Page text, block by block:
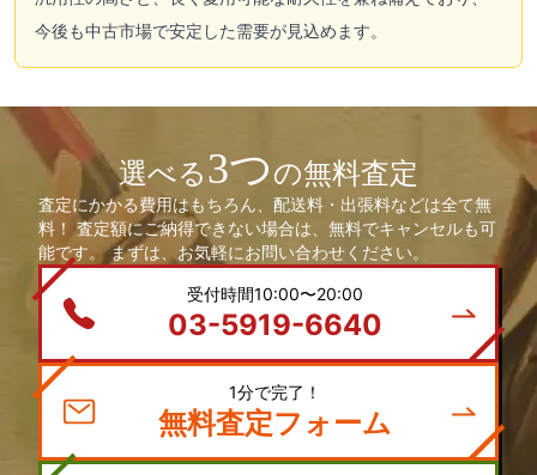
今後も中古市場で安定した需要が見込めます。
選べる3つの無料査定
査定にかかる費用はもちろん、配送料・出張料などは全て無
料！ 査定額にご納得できない場合は、無料でキャンセルも可
能です。 まずは、お気軽にお問い合わせください。
受付時間10:00〜20:00
03-5919-6640
1分で完了！
無料査定フォーム